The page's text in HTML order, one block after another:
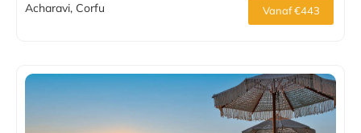
Acharavi, Corfu Vanaf €443